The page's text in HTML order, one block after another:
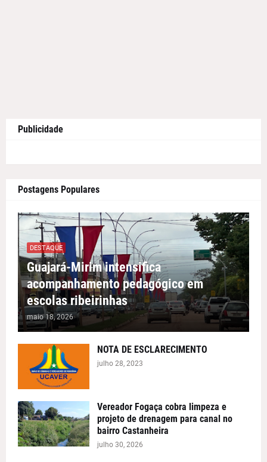
Publicidade
Postagens Populares
DESTAQUE
Guajará-Mirim intensifica
acompanhamento pedagógico em
escolas ribeirinhas
maio 18, 2026
NOTA DE ESCLARECIMENTO
julho 28, 2023
Vereador Fogaça cobra limpeza e
projeto de drenagem para canal no
bairro Castanheira
julho 30, 2026